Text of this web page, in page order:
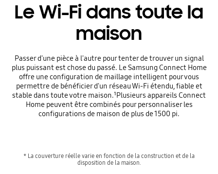
Le Wi-Fi dans toute la
maison
Passer d'une pièce à l'autre pour tenter de trouver un signal
plus puissant est chose du passé. Le Samsung Connect Home
offre une configuration de maillage intelligent pour vous
permettre de bénéficier d'un réseau Wi-Fi étendu, fiable et
stable dans toute votre maison.¹Plusieurs appareils Connect
Home peuvent être combinés pour personnaliser les
configurations de maison de plus de 1500 pi.
* La couverture réelle varie en fonction de la construction et de la
disposition de la maison.